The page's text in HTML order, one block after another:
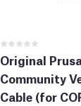
Original
Community
Cable (for